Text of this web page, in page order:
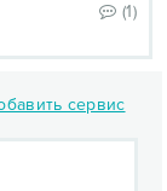
(1)
сервис